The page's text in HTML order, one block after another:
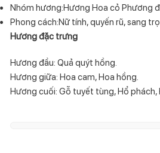
Nhóm hương:Hương Hoa cỏ Phương
Phong cách:Nữ tính, quyến rũ, sang
Hương đặc trưng
Hương đầu: Quả quýt hồng.
Hương giữa: Hoa cam, Hoa hồng.
Hương cuối: Gỗ tuyết tùng, Hổ phách,